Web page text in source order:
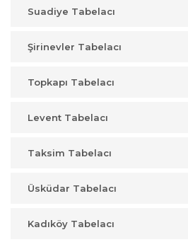
Suadiye Tabelacı
Şirinevler Tabelacı
Topkapı Tabelacı
Levent Tabelacı
Taksim Tabelacı
Üsküdar Tabelacı
Kadıköy Tabelacı